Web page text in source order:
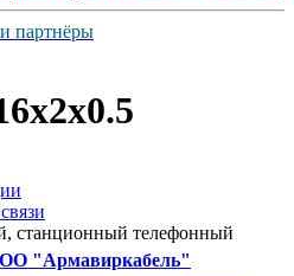
партнёры
станционный телефонный
"Армавиркабель"